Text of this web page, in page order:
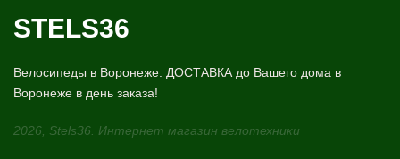
STELS36
Велосипеды в Воронеже. ДОСТАВКА до Вашего дома в
Воронеже в день заказа!
2026, Stels36. Интернет магазин велотехники